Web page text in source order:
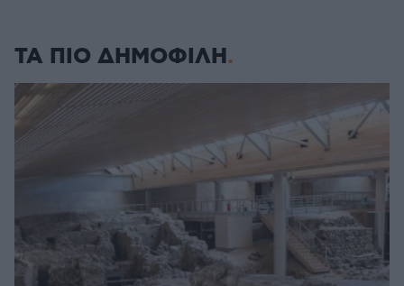
ΤΑ ΠΙΟ ΔΗΜΟΦΙΛΗ